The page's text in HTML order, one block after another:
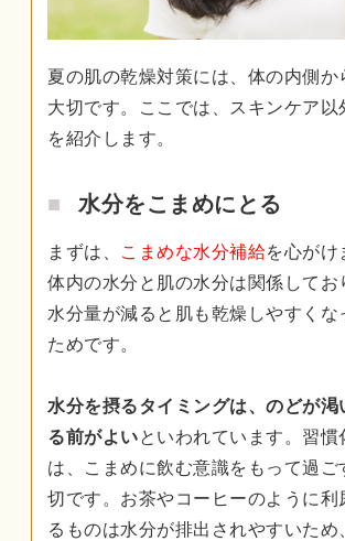
夏の肌の乾燥対策には、体の内側か
大切です。ここでは、スキンケア以
を紹介します。
水分をこまめにとる
まずは、 こまめな水分補給を心がけ
体内の水分と肌の水分は関係してお
水分量が減ると肌も乾燥しやすくな
ためです。
水分を摂るタイミングは、のどが渇
る前がよいといわれています。習慣
は、こまめに飲む意識をもって過ご
切です。お茶やコーヒーのように利
るものは水分が排出されやすいため